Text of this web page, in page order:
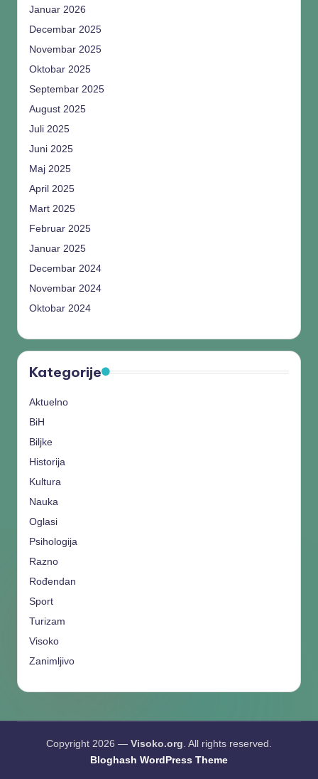
Januar 2026
Decembar 2025
Novembar 2025
Oktobar 2025
Septembar 2025
August 2025
Juli 2025
Juni 2025
Maj 2025
April 2025
Mart 2025
Februar 2025
Januar 2025
Decembar 2024
Novembar 2024
Oktobar 2024
Kategorije
Aktuelno
BiH
Biljke
Historija
Kultura
Nauka
Oglasi
Psihologija
Razno
Rođendan
Sport
Turizam
Visoko
Zanimljivo
Copyright 2026 — Visoko.org. All rights reserved.
Bloghash WordPress Theme